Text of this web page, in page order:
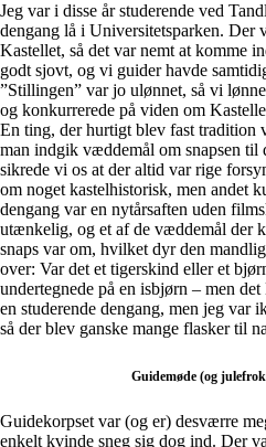
Jeg var i disse år studerende ved
dengang lå i Universitetsparken. Der
Kastellet, så det var nemt at komme
godt sjovt, og vi guider havde
”Stillingen” var jo ulønnet, så vi
og konkurrerede på viden om
En ting, der hurtigt blev fast tradition
man indgik væddemål om snapsen til
sikrede vi os at der altid var rige
om noget kastelhistorisk, men andet
dengang var en nytårsaften uden
utænkelig, og et af de væddemål der
snaps var om, hvilket dyr den
over: Var det et tigerskind eller et
undertegnede på en isbjørn – men
en studerende dengang, men jeg var
så der blev ganske mange flasker til
Guidemøde (og
Guidekorpset var (og er) desværre
enkelt kvinde sneg sig dog ind. Der